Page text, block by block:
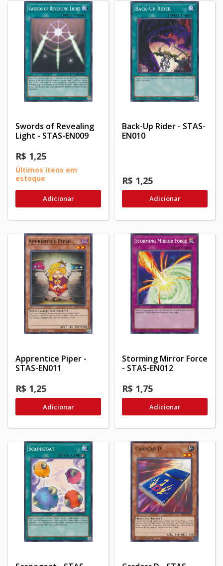
Swords of Revealing
Light - STAS-EN009
R$ 1,25
Últimos itens em
estoque
Adicionar
Back-Up Rider - STAS-
EN010
R$ 1,25
Adicionar
Apprentice Piper -
STAS-EN011
R$ 1,25
Adicionar
Storming Mirror Force
- STAS-EN012
R$ 1,75
Adicionar